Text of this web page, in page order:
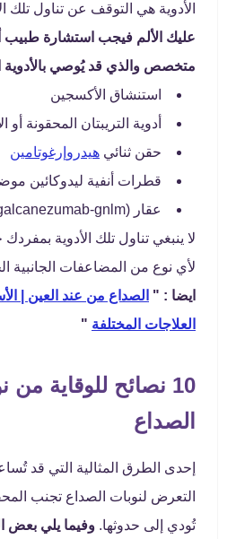
الأدوية هي التوقف عن تناول تلك
عليك الألم فيجب استشارة
متخصص والذي قد يُوصي بالأدوية
استنشاق الأكسجين
أدوية التريبتان المحقونة أو
حقن ثنائي هيدروإرغوتامين
قطرات أنفية ليدوكائين
عقار Emgality (galcanezumab-gnlm)
لا ينبغي تناول تلك الأدوية
لأي نوع من المضاعفات الجانبية
ايضا : " الصداع من عند العين |
العلاجات المختلفة "
10 نصائح للوقاية من
الصداع
إحدى الطرق المثالية التي قد
التعرض لنوبات الصداع تجنب
تُودي إلى حدوثها. وفيما يلي بعض